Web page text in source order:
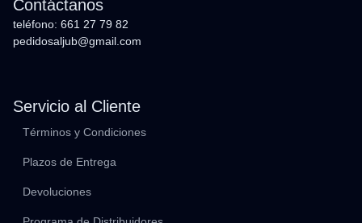
Contáctanos
teléfono: 661 27 79 82
pedidosaljub@gmail.com
Servicio al Cliente
Términos y Condiciones
Plazos de Entrega
Devoluciones